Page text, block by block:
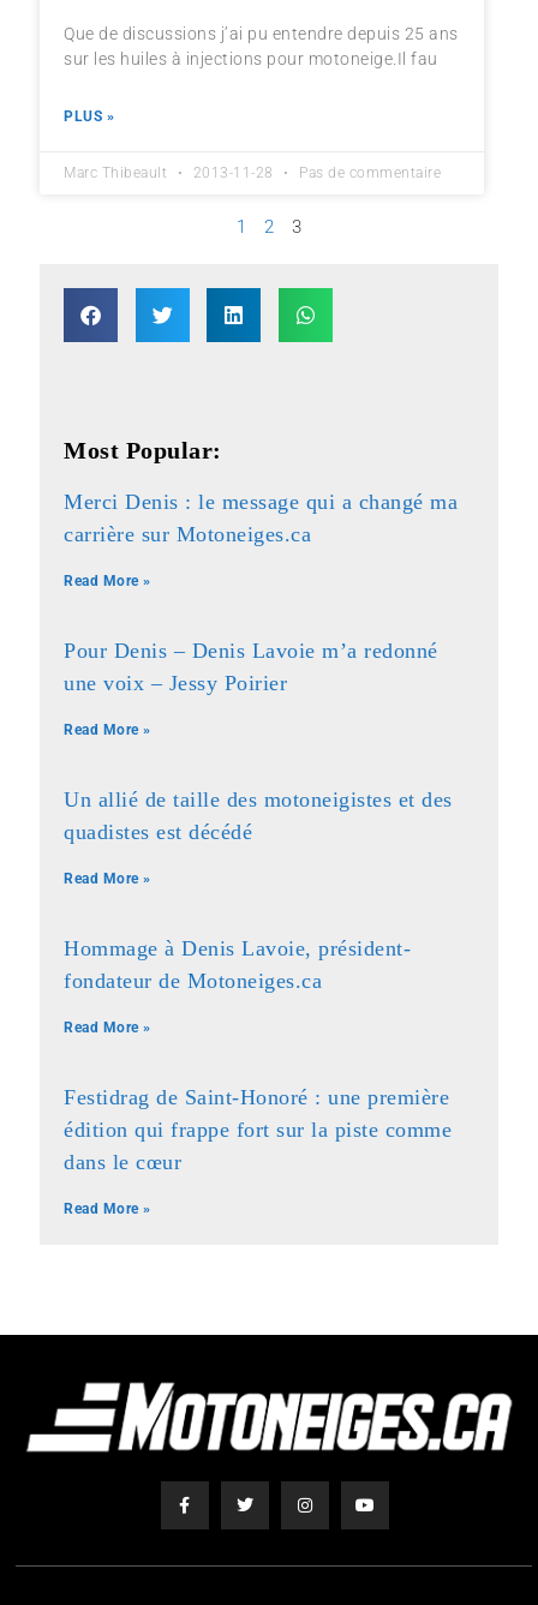
Que de discussions j’ai pu entendre depuis 25 ans
sur les huiles à injections pour motoneige.Il fau
PLUS »
Marc Thibeault 2013-11-28 Pas de commentaire
1 2 3
Most Popular:
Merci Denis : le message qui a changé ma
carrière sur Motoneiges.ca
Read More »
Pour Denis – Denis Lavoie m’a redonné
une voix – Jessy Poirier
Read More »
Un allié de taille des motoneigistes et des
quadistes est décédé
Read More »
Hommage à Denis Lavoie, président-
fondateur de Motoneiges.ca
Read More »
Festidrag de Saint-Honoré : une première
édition qui frappe fort sur la piste comme
dans le cœur
Read More »